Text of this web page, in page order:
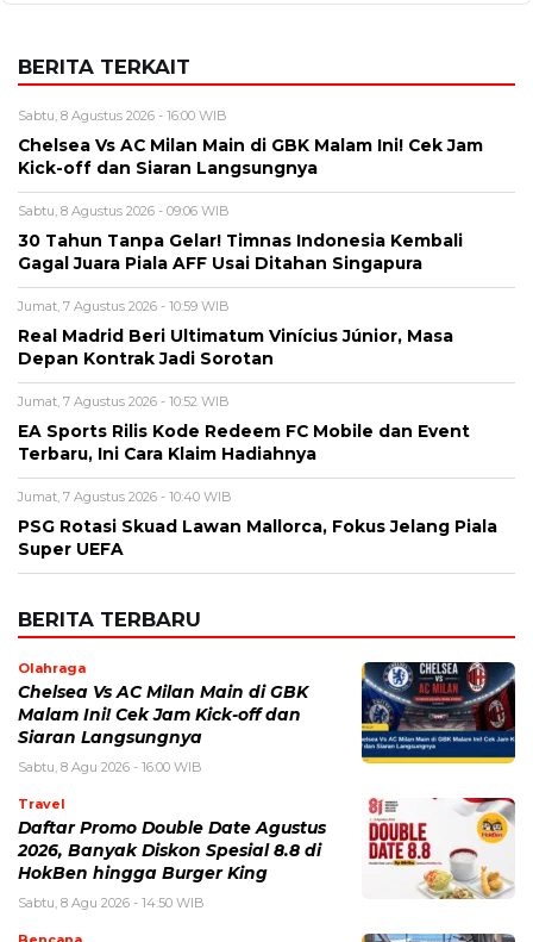
BERITA TERKAIT
Sabtu, 8 Agustus 2026 - 16:00 WIB
Chelsea Vs AC Milan Main di GBK Malam Ini! Cek Jam
Kick-off dan Siaran Langsungnya
Sabtu, 8 Agustus 2026 - 09:06 WIB
30 Tahun Tanpa Gelar! Timnas Indonesia Kembali
Gagal Juara Piala AFF Usai Ditahan Singapura
Jumat, 7 Agustus 2026 - 10:59 WIB
Real Madrid Beri Ultimatum Vinícius Júnior, Masa
Depan Kontrak Jadi Sorotan
Jumat, 7 Agustus 2026 - 10:52 WIB
EA Sports Rilis Kode Redeem FC Mobile dan Event
Terbaru, Ini Cara Klaim Hadiahnya
Jumat, 7 Agustus 2026 - 10:40 WIB
PSG Rotasi Skuad Lawan Mallorca, Fokus Jelang Piala
Super UEFA
BERITA TERBARU
Olahraga
Chelsea Vs AC Milan Main di GBK
Malam Ini! Cek Jam Kick-off dan
Siaran Langsungnya
Sabtu, 8 Agu 2026 - 16:00 WIB
Travel
Daftar Promo Double Date Agustus
2026, Banyak Diskon Spesial 8.8 di
HokBen hingga Burger King ‎
Sabtu, 8 Agu 2026 - 14:50 WIB